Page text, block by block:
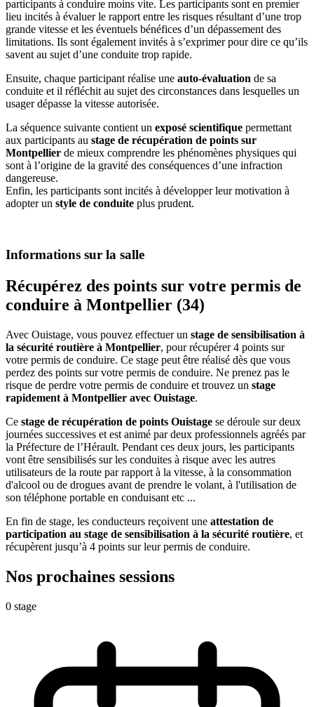
participants à conduire moins vite. Les participants sont en premier
lieu incités à évaluer le rapport entre les risques résultant d’une trop
grande vitesse et les éventuels bénéfices d’un dépassement des
limitations. Ils sont également invités à s’exprimer pour dire ce qu’ils
savent au sujet d’une conduite trop rapide.
Ensuite, chaque participant réalise une auto-évaluation de sa
conduite et il réfléchit au sujet des circonstances dans lesquelles un
usager dépasse la vitesse autorisée.
La séquence suivante contient un exposé scientifique permettant
aux participants au stage de récupération de points sur
Montpellier de mieux comprendre les phénomènes physiques qui
sont à l’origine de la gravité des conséquences d’une infraction
dangereuse.
Enfin, les participants sont incités à développer leur motivation à
adopter un style de conduite plus prudent.
Informations sur la salle
Récupérez des points sur votre permis de
conduire à Montpellier (34)
Avec Ouistage, vous pouvez effectuer un stage de sensibilisation à
la sécurité routière à Montpellier, pour récupérer 4 points sur
votre permis de conduire. Ce stage peut être réalisé dès que vous
perdez des points sur votre permis de conduire. Ne prenez pas le
risque de perdre votre permis de conduire et trouvez un stage
rapidement à Montpellier avec Ouistage.
Ce stage de récupération de points Ouistage se déroule sur deux
journées successives et est animé par deux professionnels agréés par
la Préfecture de l’Hérault. Pendant ces deux jours, les participants
vont être sensibilisés sur les conduites à risque avec les autres
utilisateurs de la route par rapport à la vitesse, à la consommation
d'alcool ou de drogues avant de prendre le volant, à l'utilisation de
son téléphone portable en conduisant etc ...
En fin de stage, les conducteurs reçoivent une attestation de
participation au stage de sensibilisation à la sécurité routière, et
récupèrent jusqu’à 4 points sur leur permis de conduire.
Nos prochaines sessions
0 stage